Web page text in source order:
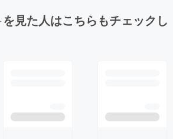
見た人はこちらもチェックし